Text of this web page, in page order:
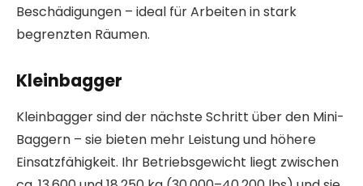
Beschädigungen – ideal für Arbeiten in stark
begrenzten Räumen.
Kleinbagger
Kleinbagger sind der nächste Schritt über den Mini-
Baggern – sie bieten mehr Leistung und höhere
Einsatzfähigkeit. Ihr Betriebsgewicht liegt zwischen